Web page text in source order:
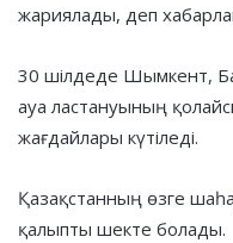
жариялады, деп
30 шілдеде Шымкент,
ауа ластануының
жағдайлары күтіледі.
Қазақстанның өзге
қалыпты шекте болады.